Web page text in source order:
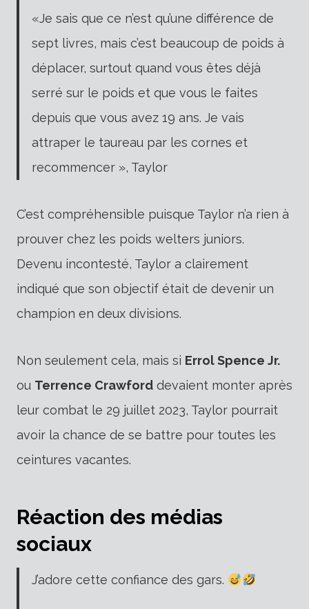
«Je sais que ce n’est qu’une différence de
sept livres, mais c’est beaucoup de poids à
déplacer, surtout quand vous êtes déjà
serré sur le poids et que vous le faites
depuis que vous avez 19 ans. Je vais
attraper le taureau par les cornes et
recommencer », Taylor
C’est compréhensible puisque Taylor n’a rien à
prouver chez les poids welters juniors.
Devenu incontesté, Taylor a clairement
indiqué que son objectif était de devenir un
champion en deux divisions.
Non seulement cela, mais si Errol Spence Jr.
ou Terrence Crawford devaient monter après
leur combat le 29 juillet 2023, Taylor pourrait
avoir la chance de se battre pour toutes les
ceintures vacantes.
Réaction des médias
sociaux
J’adore cette confiance des gars.